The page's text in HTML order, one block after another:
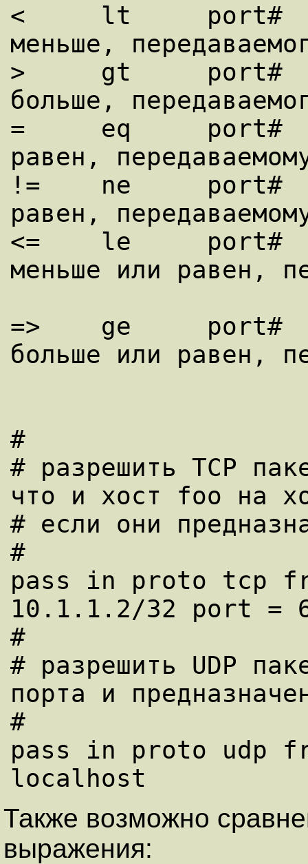
<     lt     port#
меньше,
>     gt     port#
больше,
=     eq     port#
равен,
!=    ne     port#
равен,
<=    le     port#
меньше или равен,
=>    ge     port#
больше или равен,
#
# разрешить TCP
что и хост foo на
# если они
#
pass in proto tcp
10.1.1.2/32 port =
#
# разрешить UDP
порта и
#
pass in proto udp
Также возможно
выражения: